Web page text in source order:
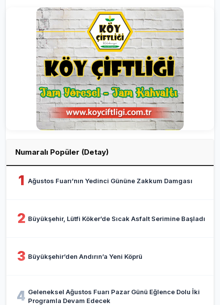
Numaralı Popüler (Detay)
1 Ağustos Fuarı’nın Yedinci Gününe Zakkum Damgası
2 Büyükşehir, Lütfi Köker’de Sıcak Asfalt Serimine Başladı
3 Büyükşehir’den Andırın’a Yeni Köprü
4 Geleneksel Ağustos Fuarı Pazar Günü Eğlence Dolu İki
Programla Devam Edecek